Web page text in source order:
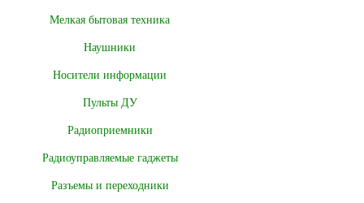
Мелкая бытовая техника
Наушники
Носители информации
Пульты ДУ
Радиоприемники
Радиоуправляемые гаджеты
Разъемы и переходники